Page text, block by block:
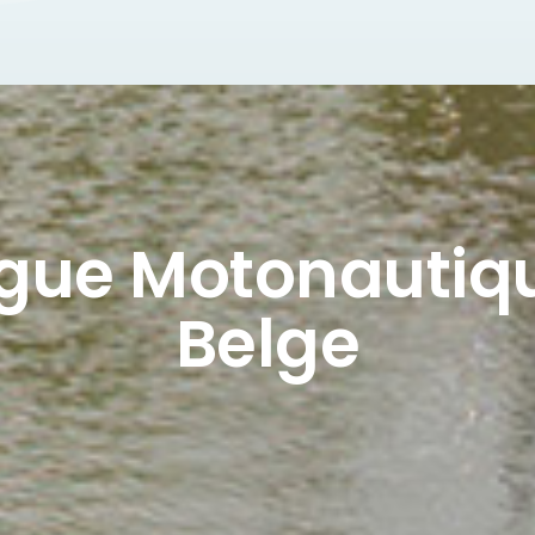
Belge